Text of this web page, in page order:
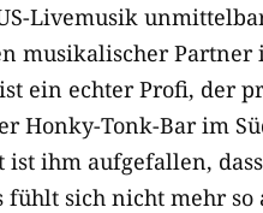
Livemusik
musikalischer Partner
ein echter Profi, der
Honky-Tonk-Bar im
ihm aufgefallen,
sich nicht mehr so